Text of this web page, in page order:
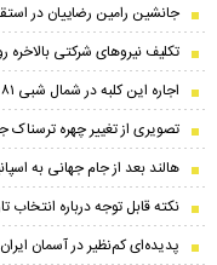
جانشین رامین رضاییان در
تکلیف نیروهای شرکتی
اجاره این کلبه در شمال شبی ۸۱ میلیون تومان است!
تصویری از تغییر چهره ترسناک
هالند بعد از جام جهانی به
نکته قابل توجه درباره انتخاب
پدیده‌ای کم‌نظیر در آسمان ایران؛ رژه ۶